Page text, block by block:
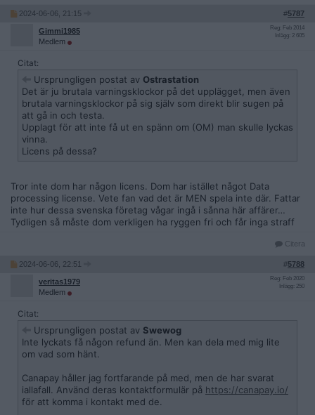
2024-06-06, 21:15 #5787
Gimmi1985
Medlem
Reg: Feb 2014
Inlägg: 2 605
Citat:
Ursprungligen postat av Ostrastation
Det är ju brutala varningsklockor på det upplägget, men även
brutala varningsklockor på sig själv som direkt blir sugen på
att gå in och testa.
Upplagt för att inte få ut en spänn om (OM) man skulle lyckas
vinna.
Licens på dessa?
Tror inte dom har någon licens. Dom har istället något Data
processing license. Vete fan vad det är MEN spela inte där. Fattar
inte hur dessa svenska företag vågar ingå i sånna här affärer…
Tydligen så måste dom verkligen ha ryggen fri och får inga straff
Citera
2024-06-06, 22:51 #5788
veritas1979
Medlem
Reg: Feb 2020
Inlägg: 250
Citat:
Ursprungligen postat av Swewog
Inte lyckats få någon refund än. Men kan dela med mig lite
om vad som hänt.
Canapay håller jag fortfarande på med, men de har svarat
iallafall. Använd deras kontaktformulär på https://canapay.io/
för att komma i kontakt med de.